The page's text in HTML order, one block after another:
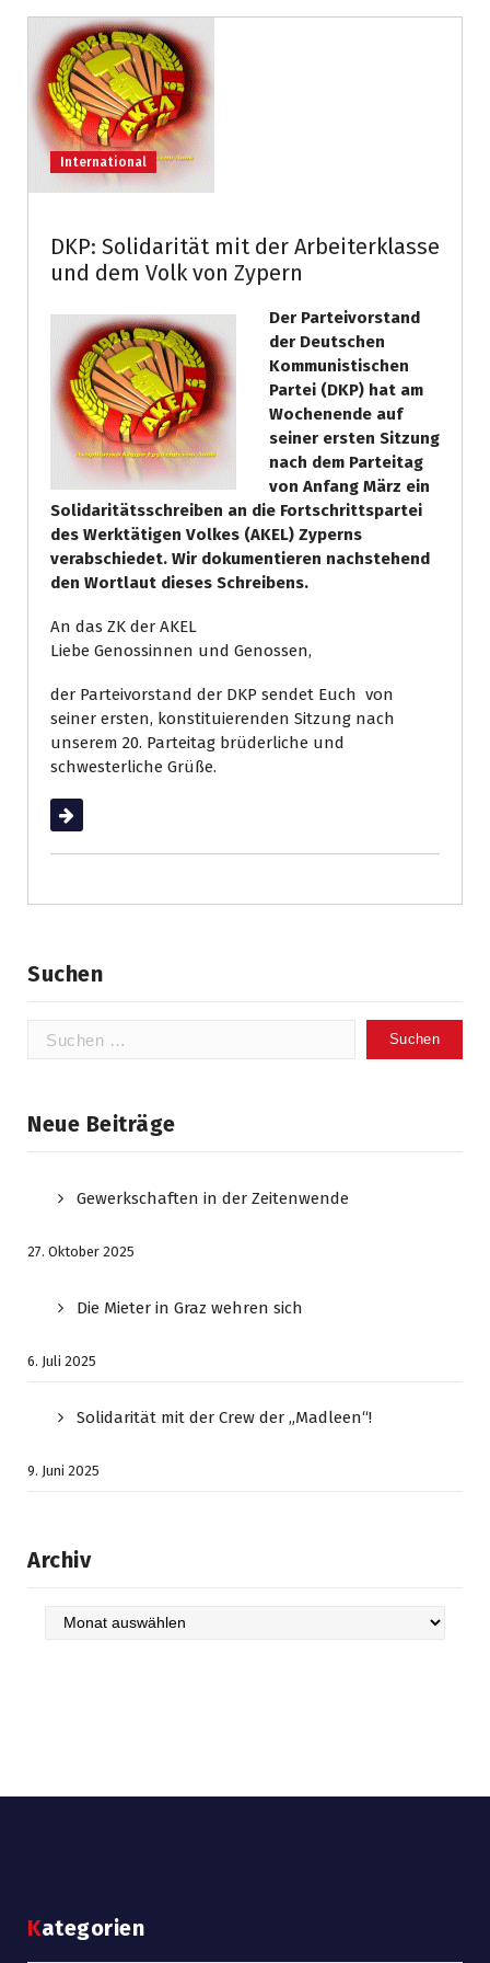
International
DKP: Solidarität mit der Arbeiterklasse
und dem Volk von Zypern
Der Parteivorstand
der Deutschen
Kommunistischen
Partei (DKP) hat am
Wochenende auf
seiner ersten Sitzung
nach dem Parteitag
von Anfang März ein
Solidaritätsschreiben an die Fortschrittspartei
des Werktätigen Volkes (AKEL) Zyperns
verabschiedet. Wir dokumentieren nachstehend
den Wortlaut dieses Schreibens.
An das ZK der AKEL
Liebe Genossinnen und Genossen,
der Parteivorstand der DKP sendet Euch von
seiner ersten, konstituierenden Sitzung nach
unserem 20. Parteitag brüderliche und
schwesterliche Grüße.
Weiterlesen
Suchen
Suchen
Neue Beiträge
Gewerkschaften in der Zeitenwende
27. Oktober 2025
Die Mieter in Graz wehren sich
6. Juli 2025
Solidarität mit der Crew der „Madleen“!
9. Juni 2025
Archiv
Archiv
Kategorien